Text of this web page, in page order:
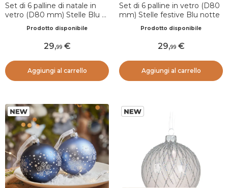
Set di 6 palline di natale in
vetro (D80 mm) Stelle Blu e
biancoProdotto disponibile
29,99
Aggiungi al carrello
Set di 6 palline in vetro (D80
mm) Stelle festive Blu notte
Prodotto disponibile
29,99
Aggiungi al carrello